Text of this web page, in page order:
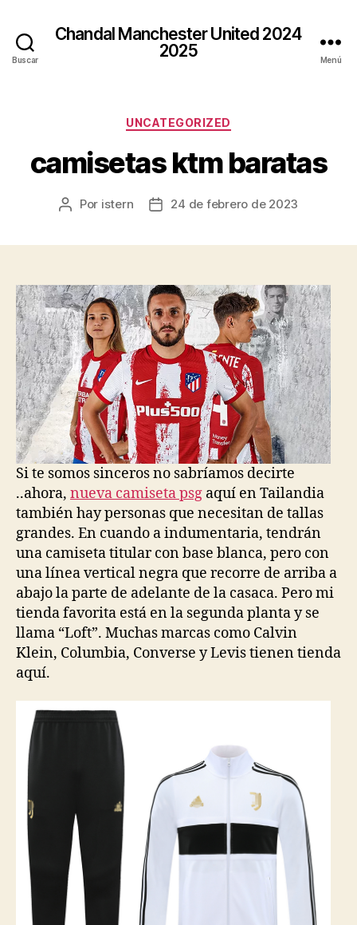
Buscar
Chandal Manchester United 2024
2025
Menú
Categorías
UNCATEGORIZED
camisetas ktm baratas
Autor
Por istern
Fecha24 de febrero de 2023
Si te somos sinceros no sabríamos decirte
..ahora, nueva camiseta psg aquí en Tailandia
también hay personas que necesitan de tallas
grandes. En cuando a indumentaria, tendrán
una camiseta titular con base blanca, pero con
una línea vertical negra que recorre de arriba a
abajo la parte de adelante de la casaca. Pero mi
tienda favorita está en la segunda planta y se
llama “Loft”. Muchas marcas como Calvin
Klein, Columbia, Converse y Levis tienen tienda
aquí.